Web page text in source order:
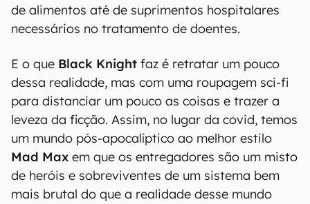
de alimentos até de suprimentos hospitalares
necessários no tratamento de doentes.
E o que Black Knight faz é retratar um pouco
dessa realidade, mas com uma roupagem sci-fi
para distanciar um pouco as coisas e trazer a
leveza da ficção. Assim, no lugar da covid, temos
um mundo pós-apocalíptico ao melhor estilo
Mad Max em que os entregadores são um misto
de heróis e sobreviventes de um sistema bem
mais brutal do que a realidade desse mundo